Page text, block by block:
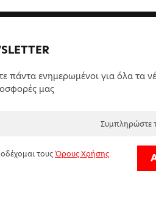
πάντα ενημερωμένοι για όλα τα
μας
τουςΌρους Χρήσης